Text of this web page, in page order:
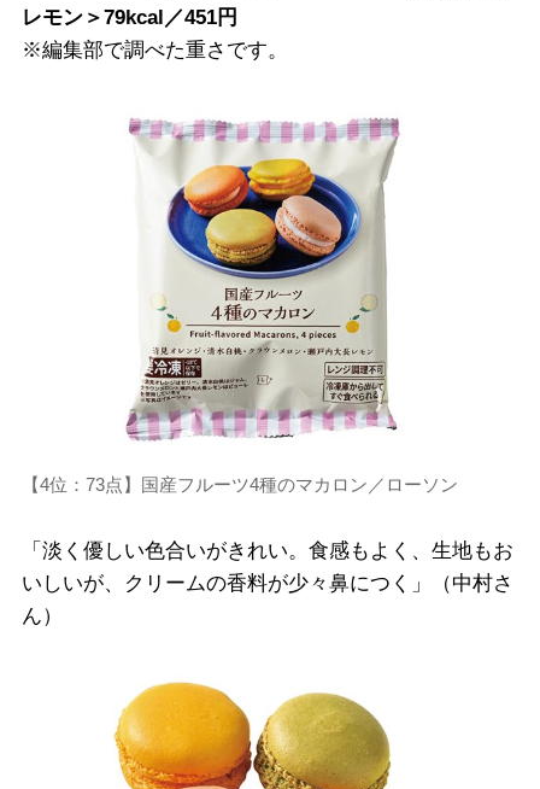
レモン＞79kcal／451円
※編集部で調べた重さです。
【4位：73点】国産フルーツ4種のマカロン／ローソン
「淡く優しい色合いがきれい。食感もよく、生地もお
いしいが、クリームの香料が少々鼻につく」（中村さ
ん）